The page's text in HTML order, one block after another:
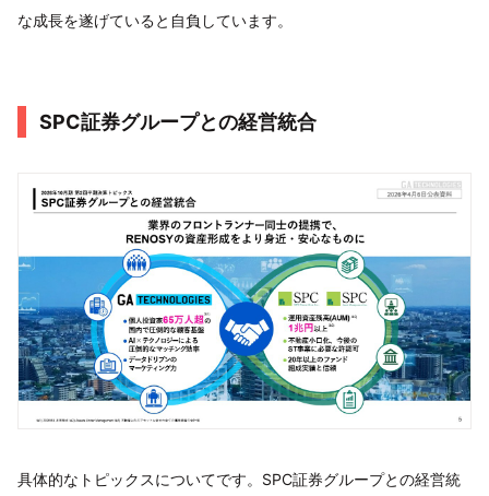
な成長を遂げていると自負しています。
SPC証券グループとの経営統合
具体的なトピックスについてです。SPC証券グループとの経営統